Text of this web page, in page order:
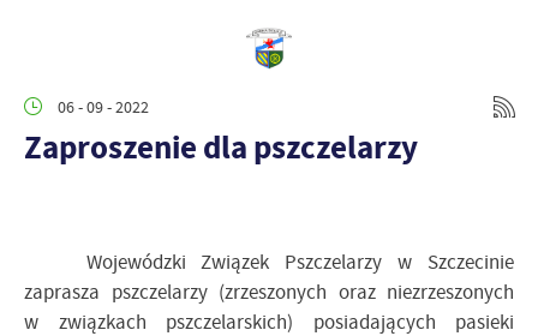
06 - 09 - 2022
Zaproszenie dla pszczelarzy
Wojewódzki Związek Pszczelarzy w Szczecinie
zaprasza pszczelarzy (zrzeszonych oraz niezrzeszonych
w związkach pszczelarskich) posiadających pasieki